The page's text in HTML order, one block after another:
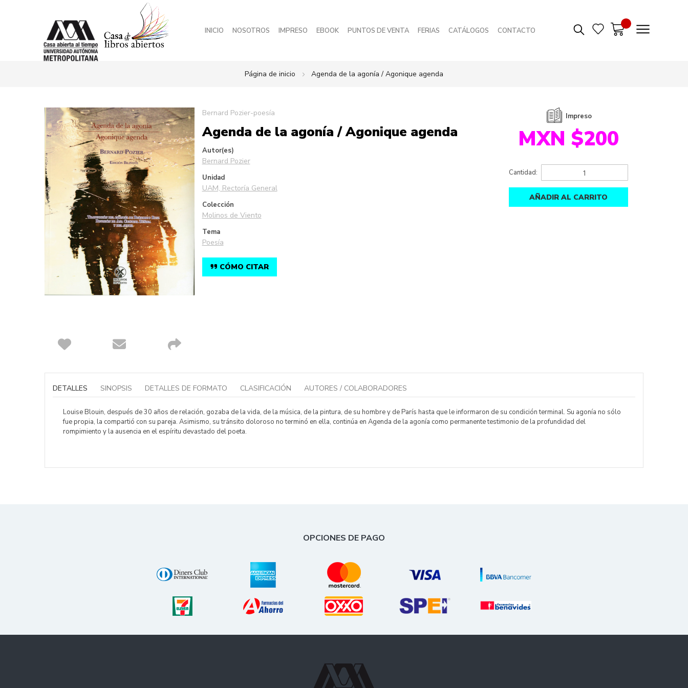
INICIO NOSOTROS IMPRESO EBOOK PUNTOS DE VENTA FERIAS CATÁLOGOS CONTACTO
Página de inicio Agenda de la agonía / Agonique agenda
Saltar
al
final
la
galería
de
imágenes
al
galería
imágenes
Bernard Pozier-poesía
Agenda de la agonía / Agonique agenda
Autor(es)
Bernard Pozier
Unidad
UAM, Rectoría General
Colección
Molinos de Viento
Tema
Poesía
CÓMO CITAR
Impreso
MXN $200
Cantidad:
AÑADIR AL CARRITO
DETALLES
Louise Blouin, después de 30 años de relación, gozaba de la vida, de la música, de la pintura, de su hombre y de París hasta que le informaron de su condición terminal. Su agonía no sólo
fue propia, la compartió con su pareja. Asimismo, su tránsito doloroso no terminó en ella, continúa en Agenda de la agonía como permanente testimonio de la profundidad del
rompimiento y la ausencia en el espíritu devastado del poeta.
SINOPSIS DETALLES DE FORMATO CLASIFICACIÓN AUTORES / COLABORADORES
OPCIONES DE PAGO